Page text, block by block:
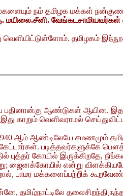
நம் தமிழக மக்கள்
மயிலை.சீனி. வேங்கடசாமியவர்கள்
வெளியிட்டுள்ளோம். தமிழகம்
ஆண்டுகள் ஆயின.
வெளிவராமல்
ஆம் ஆண்டிலேயே சமணமும்
படித்தவர்களுக்கே
புத்தர் கோயில் இருக்கிறதே,
ஜைனக்கோயில் என்று
பாமர மக்களைப்பற்றிக்
தமிழ்நாட்டிலே